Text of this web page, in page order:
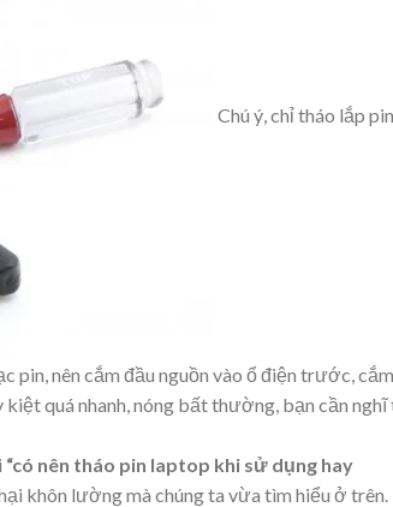
Chú ý, chỉ tháo lắp pin
pin, nên cắm đầu nguồn vào ổ điện trước, cắm
kiệt quá nhanh, nóng bất thường, bạn cần
“có nên tháo pin laptop khi sử dụng hay
khôn lường mà chúng ta vừa tìm hiểu ở trên.